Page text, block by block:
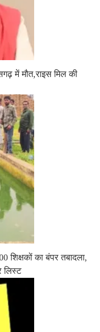
में मौत,राइस मिल की
का बंपर तबादला,
लिस्ट